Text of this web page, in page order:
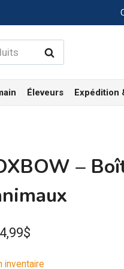
Rechercher
Éleveurs Expédition
–
$
inventaire